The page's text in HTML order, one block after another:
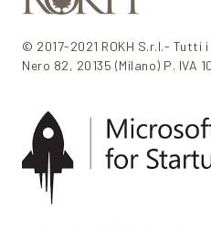
© 2017-2021 ROKH S.r.l.-
Nero 82, 20135 (Milano) P. IVA